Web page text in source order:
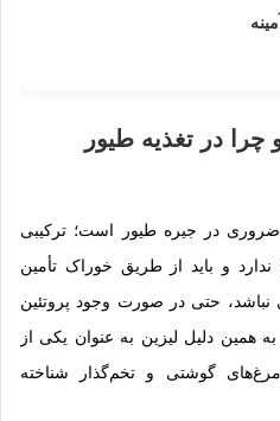
در تغذیه طیور
ضروری در جیره طیور است؛ ترکیبی
و باید از طریق خوراک تأمین
حتی در صورت وجود پروتئین
همین دلیل لیزین به عنوان یکی از
گوشتی و تخم‌گذار شناخته